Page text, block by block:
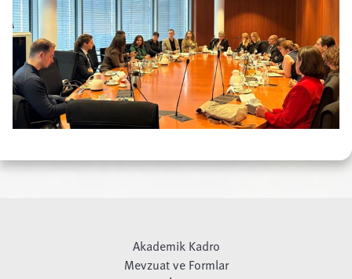
Akademik Kadro
Mevzuat ve Formlar